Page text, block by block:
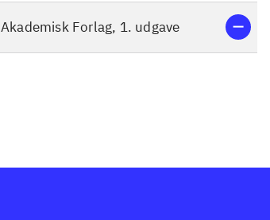
Akademisk Forlag, 1. udgave